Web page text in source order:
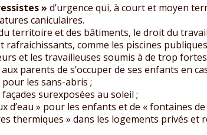
» d’urgence qui, à court et moyen
caniculaires.
territoire et des bâtiments, le droit du
rafraichissants, comme les piscines
et les travailleuses soumis à de trop
parents de s’occuper de ses enfants en
les sans-abris ;
surexposées au soleil ;
d’eau » pour les enfants et de « fontaines
thermiques » dans les logements privés